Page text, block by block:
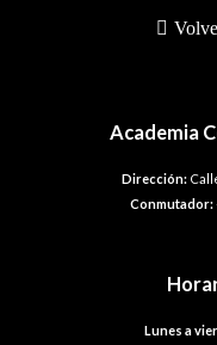
Academia
Dirección:
Conmutador:
Lunes a